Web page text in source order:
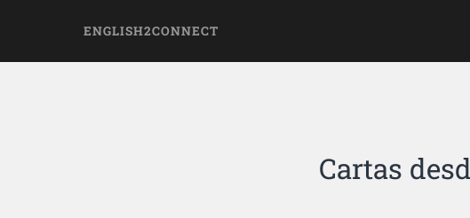
ENGLISH2CONNECT
Cartas